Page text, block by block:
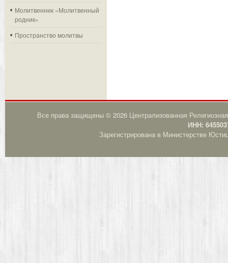
Молитвенник «Молитвенный
родник»
Пространство молитвы
Все права защищены © 2026 Централизованная
ИНН:
Зарегистрирована в Министерстве